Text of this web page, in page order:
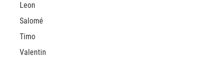
Leon
Salomé
Timo
Valentin